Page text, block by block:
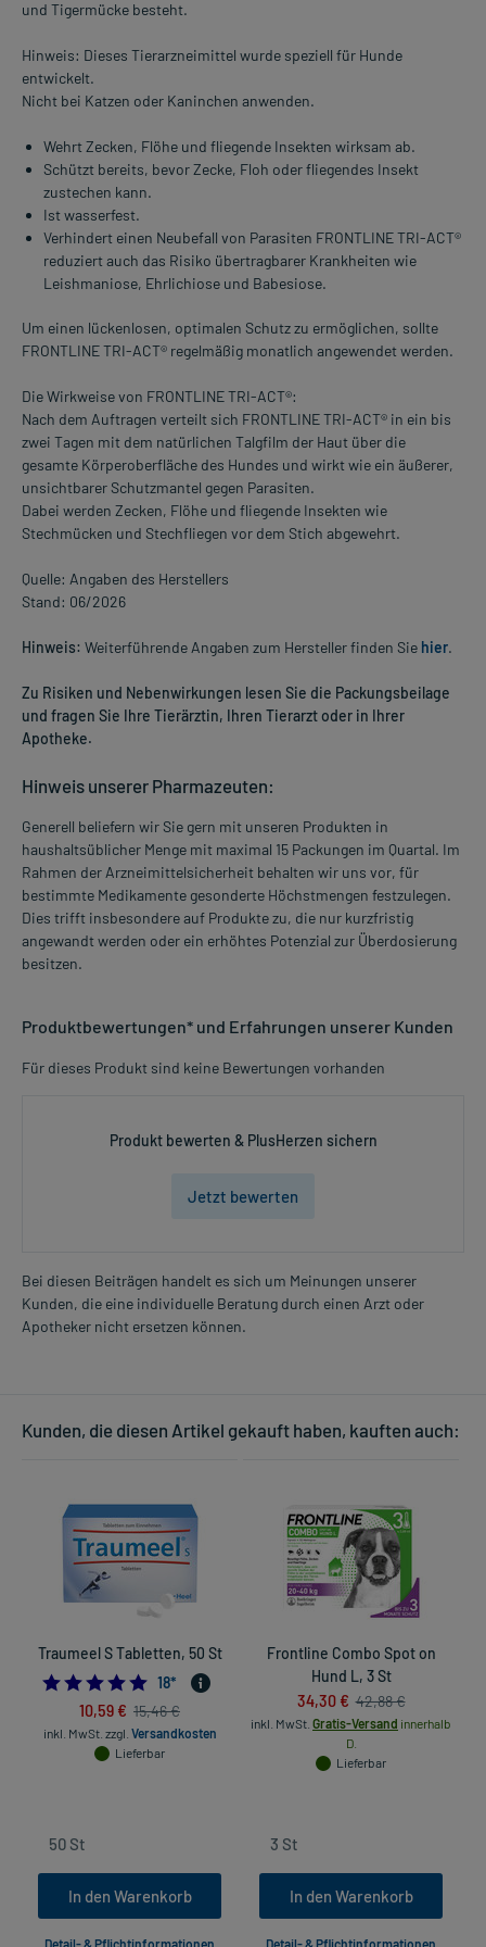
und Tigermücke besteht.
Hinweis: Dieses Tierarzneimittel wurde speziell für Hunde
entwickelt.
Nicht bei Katzen oder Kaninchen anwenden.
Wehrt Zecken, Flöhe und fliegende Insekten wirksam ab.
Schützt bereits, bevor Zecke, Floh oder fliegendes Insekt
zustechen kann.
Ist wasserfest.
Verhindert einen Neubefall von Parasiten FRONTLINE TRI-ACT®
reduziert auch das Risiko übertragbarer Krankheiten wie
Leishmaniose, Ehrlichiose und Babesiose.
Um einen lückenlosen, optimalen Schutz zu ermöglichen, sollte
FRONTLINE TRI-ACT® regelmäßig monatlich angewendet werden.
Die Wirkweise von FRONTLINE TRI-ACT®:
Nach dem Auftragen verteilt sich FRONTLINE TRI-ACT® in ein bis
zwei Tagen mit dem natürlichen Talgfilm der Haut über die
gesamte Körperoberfläche des Hundes und wirkt wie ein äußerer,
unsichtbarer Schutzmantel gegen Parasiten.
Dabei werden Zecken, Flöhe und fliegende Insekten wie
Stechmücken und Stechfliegen vor dem Stich abgewehrt.
Quelle: Angaben des Herstellers
Stand: 06/2026
Hinweis: Weiterführende Angaben zum Hersteller finden Sie hier.
Zu Risiken und Nebenwirkungen lesen Sie die Packungsbeilage
und fragen Sie Ihre Tierärztin, Ihren Tierarzt oder in Ihrer
Apotheke.
Hinweis unserer Pharmazeuten:
Generell beliefern wir Sie gern mit unseren Produkten in
haushaltsüblicher Menge mit maximal 15 Packungen im Quartal. Im
Rahmen der Arzneimittelsicherheit behalten wir uns vor, für
bestimmte Medikamente gesonderte Höchstmengen festzulegen.
Dies trifft insbesondere auf Produkte zu, die nur kurzfristig
angewandt werden oder ein erhöhtes Potenzial zur Überdosierung
besitzen.
Produktbewertungen* und Erfahrungen unserer Kunden
Für dieses Produkt sind keine Bewertungen vorhanden
Produkt bewerten & PlusHerzen sichern
Jetzt bewerten
Bei diesen Beiträgen handelt es sich um Meinungen unserer
Kunden, die eine individuelle Beratung durch einen Arzt oder
Apotheker nicht ersetzen können.
Kunden, die diesen Artikel gekauft haben, kauften auch:
Traumeel S Tabletten, 50 St
4.944444444444445
18*
10,59 € 15,46 €
inkl. MwSt. zzgl. Versandkosten
Lieferbar
In den Warenkorb
Frontline Combo Spot on
Hund L, 3 St
34,30 € 42,88 €
inkl. MwSt. Gratis-Versand innerhalb
D.
Lieferbar
In den Warenkorb